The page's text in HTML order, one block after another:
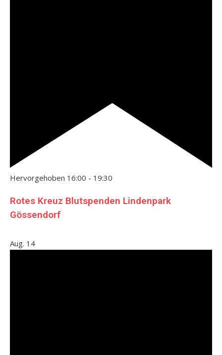
Hervorgehoben 16:00 - 19:30
Rotes Kreuz Blutspenden Lindenpark
Gössendorf
Aug. 14